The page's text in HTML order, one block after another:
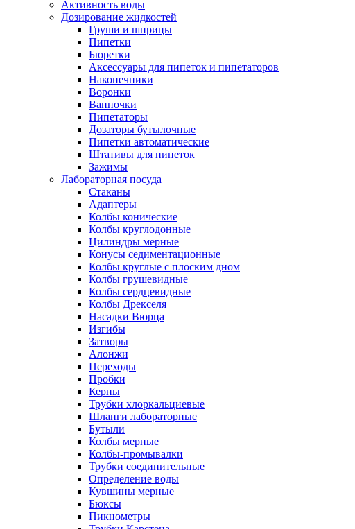
Активность воды
Дозирование жидкостей
Груши и шприцы
Пипетки
Бюретки
Аксессуары для пипеток и пипетаторов
Наконечники
Воронки
Ванночки
Пипетаторы
Дозаторы бутылочные
Пипетки автоматические
Штативы для пипеток
Зажимы
Лабораторная посуда
Стаканы
Адаптеры
Колбы конические
Колбы круглодонные
Цилиндры мерные
Конусы седиментационные
Колбы круглые с плоским дном
Колбы грушевидные
Колбы сердцевидные
Колбы Дрекселя
Насадки Вюрца
Изгибы
Затворы
Алонжи
Переходы
Пробки
Керны
Трубки хлоркальциевые
Шланги лабораторные
Бутыли
Колбы мерные
Колбы-промывалки
Трубки соединительные
Определение воды
Кувшины мерные
Бюксы
Пикнометры